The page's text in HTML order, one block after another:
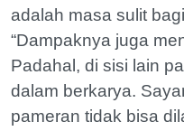
adalah masa sulit
“Dampaknya juga
Padahal, di sisi lain
dalam berkarya.
pameran tidak bisa